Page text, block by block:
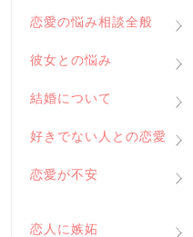
恋愛の悩み相談全般
彼女との悩み
結婚について
好きでない人との恋愛
恋愛が不安
恋人に嫉妬